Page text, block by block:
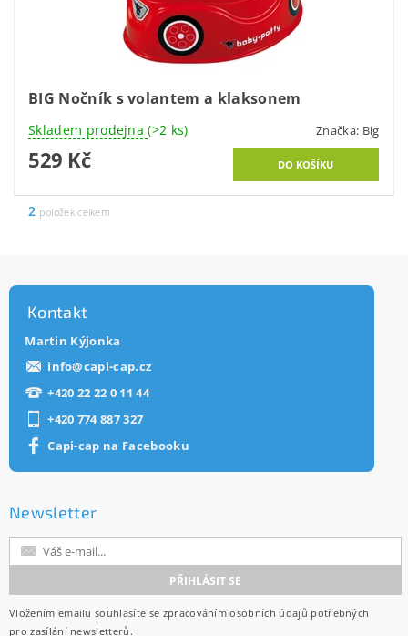
BIG Nočník s volantem a klaksonem
Skladem prodejna(>2 ks) Značka: Big
529 Kč
2 položek celkem
Kontakt
Martin Kýjonka
info@capi-cap.cz
+420 22 22 0 11 44
+420 774 887 327
Capi-cap na Facebooku
Newsletter
Vložením emailu souhlasíte se zpracováním osobních údajů potřebných
pro zasílání newsletterů.